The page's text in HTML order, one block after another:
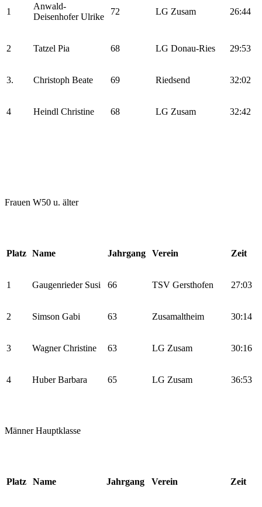
1
Anwald-
Deisenhofer Ulrike
72 LG Zusam 26:44
2 Tatzel Pia 68 LG Donau-Ries 29:53
3. Christoph Beate 69 Riedsend 32:02
4 Heindl Christine 68 LG Zusam 32:42
Frauen W50 u. älter
Platz Name Jahrgang Verein Zeit
1 Gaugenrieder Susi 66 TSV Gersthofen 27:03
2 Simson Gabi 63 Zusamaltheim 30:14
3 Wagner Christine 63 LG Zusam 30:16
4 Huber Barbara 65 LG Zusam 36:53
Männer Hauptklasse
Platz Name Jahrgang Verein Zeit